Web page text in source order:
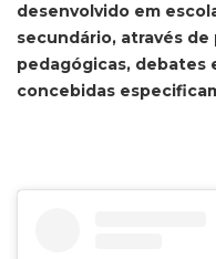
desenvolvido em
secundário, através de
pedagógicas, debates
concebidas